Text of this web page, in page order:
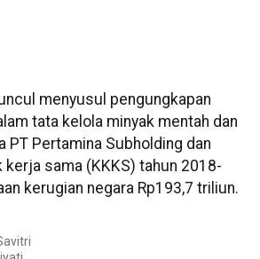
menyusul pengungkapan
tata kelola minyak mentah dan
PT Pertamina Subholding dan
sama (KKKS) tahun 2018-
kerugian negara Rp193,7 triliun.